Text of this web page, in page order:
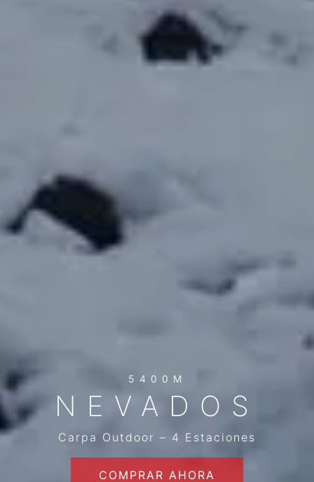
5400M
NEVADOS
Carpa Outdoor – 4 Estaciones
COMPRAR AHORA